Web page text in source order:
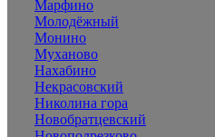
Марфино
Молодёжный
Монино
Муханово
Нахабино
Некрасовский
Николина гора
Новобратцевский